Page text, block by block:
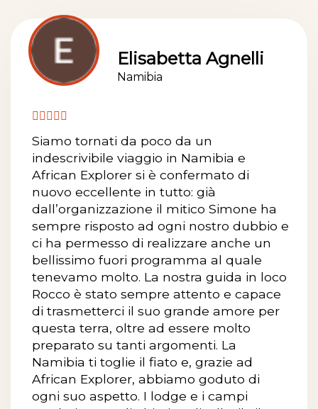
Elisabetta Agnelli
Namibia
Siamo tornati da poco da un
indescrivibile viaggio in Namibia e
African Explorer si è confermato di
nuovo eccellente in tutto: già
dall’organizzazione il mitico Simone ha
sempre risposto ad ogni nostro dubbio e
ci ha permesso di realizzare anche un
bellissimo fuori programma al quale
tenevamo molto. La nostra guida in loco
Rocco è stato sempre attento e capace
di trasmetterci il suo grande amore per
questa terra, oltre ad essere molto
preparato su tanti argomenti. La
Namibia ti toglie il fiato e, grazie ad
African Explorer, abbiamo goduto di
ogni suo aspetto. I lodge e i campi